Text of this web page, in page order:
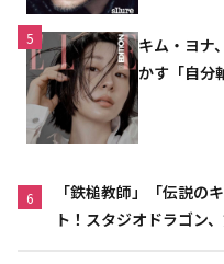
5
キム・ヨナ
かす「自分
6
「鉄槌教師」「伝説の
ト！スタジオドラゴン